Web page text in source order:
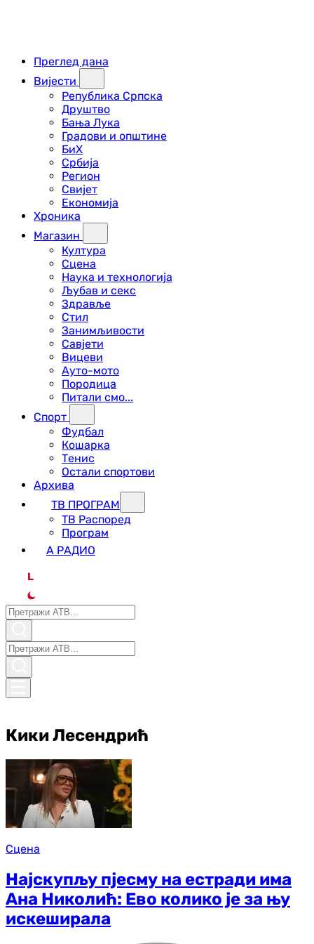
Преглед дана
Вијести
Република Српска
Друштво
Бања Лука
Градови и општине
БиХ
Србија
Регион
Свијет
Економија
Хроника
Магазин
Култура
Сцена
Наука и технологија
Љубав и секс
Здравље
Стил
Занимљивости
Савјети
Вицеви
Ауто-мото
Породица
Питали смо...
Спорт
Фудбал
Кошарка
Тенис
Остали спортови
Архива
ТВ ПРОГРАМ
ТВ Распоред
Програм
А РАДИО
L
Кики Лесендрић
Сцена
Најскупљу пјесму на естради има
Ана Николић: Ево колико је за њу
искеширала